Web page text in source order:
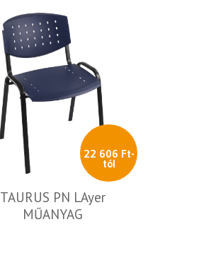
22 606 Ft-
tól
TAURUS PN LAyer
MŰANYAG